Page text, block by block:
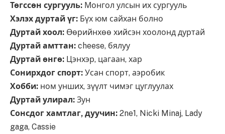
Төгссөн сургууль: Монгол улсын их сургууль
Хэлэх дуртай үг: Бүх юм сайхан болно
Дуртай хоол: Өөрийнхөө хийсэн хоолонд дуртай
Дуртай амттан: cheese, бялуу
Дуртай өнгө: Цэнхэр, цагаан, хар
Сонирхдог спорт: Усан спорт, аэробик
Хобби: ном унших, зүүлт чимэг цуглуулах
Дуртай улирал: Зун
Сонсдог хамтлаг, дуучин: 2ne1, Nicki Minaj, Lady
gaga, Cassie